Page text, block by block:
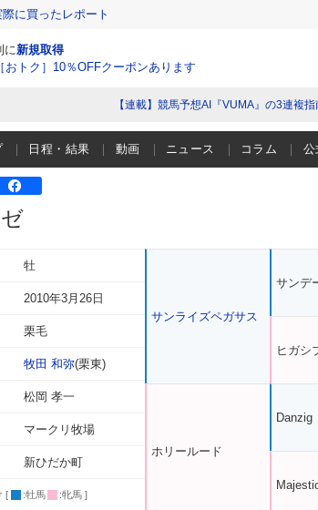
に買ったレポート
に新規取得
［おトク］10％OFFクーポンあります
【連載】競馬予想AI『VUMA』の3連複指
日程・結果 動画 ニュース コラム 公
牡
2010年3月26日
栗毛
牧田 和弥(栗東)
松岡 孝一
マークリ牧場
新ひだか町
[ :牡馬 :牝馬 ]
サンライズペガサス
ホリールード
サンデ
ヒガシ
Danzig